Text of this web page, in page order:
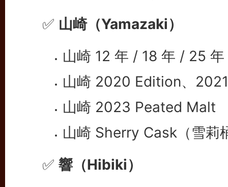
✅ 山崎（Yamazaki）
山崎 12 年 / 18 年 / 25 年
山崎 2020 Edition、
山崎 2023 Peated Malt
山崎 Sherry Cask（雪莉
✅響（Hibiki）